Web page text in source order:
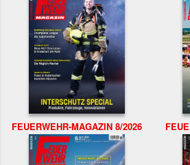
FEUERWEHR-MAGAZIN 8/2026